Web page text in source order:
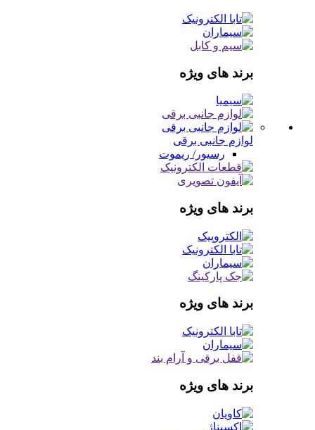
برند های ویژه
لوازم جانبی برقی
رسیور/ ریموت
برند های ویژه
برند های ویژه
برند های ویژه